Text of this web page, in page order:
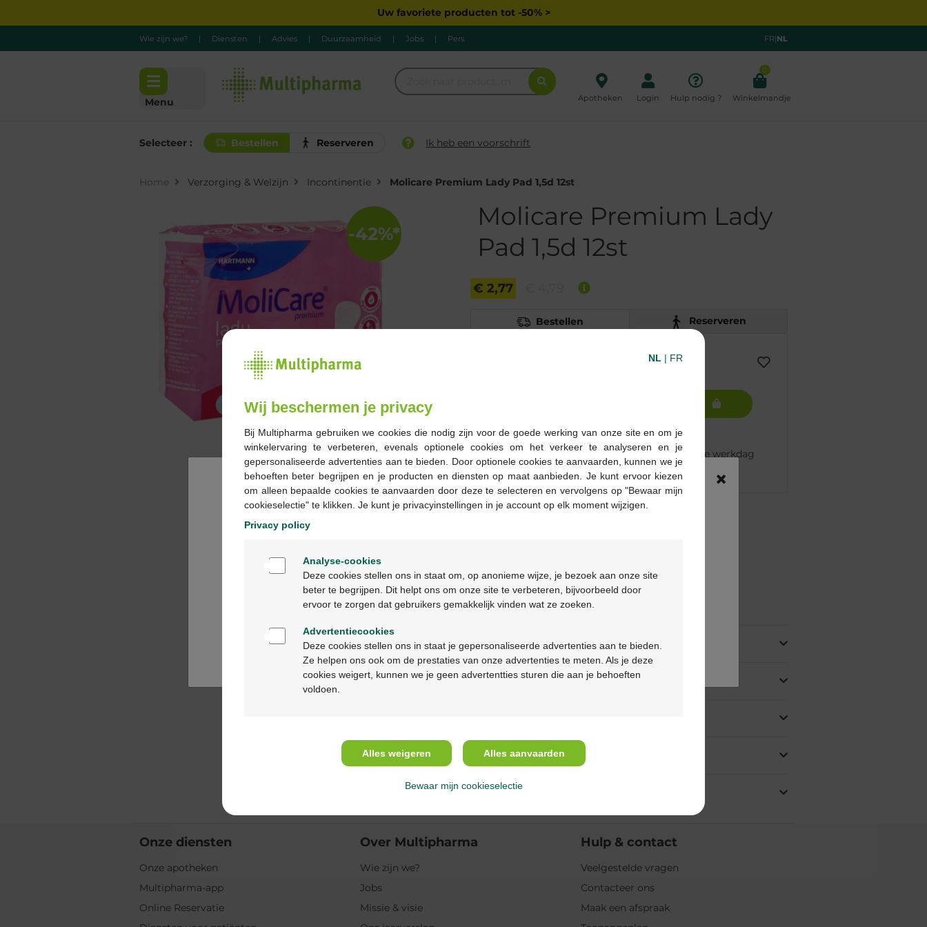
Uw favoriete producten tot -50% >
Wie zijn we? | Diensten | Advies | Duurzaamheid | Jobs | Pers FR|NL
Menu Apotheken Login Hulp nodig ?
0
Winkelmandje
Selecteer : Bestellen Reserveren Ik heb een voorschrift
Home Verzorging & Welzijn Incontinentie Molicare Premium Lady Pad 1,5d 12st
-42%*
Molicare Premium Lady
Pad 1,5d 12st
€ 2,77
Bestellen Reserveren
In winkelmandje
Max. aantal = 12
Op werkdagen vóór 12u besteld, volgende werkdag
geleverd
Gratislevering in je Multipharma apotheek
Productbeschrijving
Beschrijving
Eigenschappen
Gebruik
Ingrediënten
Onze diensten
Onze apotheken
Multipharma-app
Online Reservatie
Over Multipharma
Wie zijn we?
Jobs
Missie & visie
Hulp & contact
Veelgestelde vragen
Contacteer ons
Maak een afspraak
×
Ga verder in het nederlands
NL | FR
Wij beschermen je privacy
Bij Multipharma gebruiken we cookies die nodig zijn voor de goede werking van onze site en om je
winkelervaring te verbeteren, evenals optionele cookies om het verkeer te analyseren en je
gepersonaliseerde advertenties aan te bieden. Door optionele cookies te aanvaarden, kunnen we je
behoeften beter begrijpen en je producten en diensten op maat aanbieden. Je kunt ervoor kiezen
om alleen bepaalde cookies te aanvaarden door deze te selecteren en vervolgens op "Bewaar mijn
cookieselectie" te klikken. Je kunt je privacyinstellingen in je account op elk moment wijzigen.
Privacy policy
Analyse-cookies
Deze cookies stellen ons in staat om, op anonieme wijze, je bezoek aan onze site
beter te begrijpen. Dit helpt ons om onze site te verbeteren, bijvoorbeeld door
ervoor te zorgen dat gebruikers gemakkelijk vinden wat ze zoeken.
Advertentiecookies
Deze cookies stellen ons in staat je gepersonaliseerde advertenties aan te bieden.
Ze helpen ons ook om de prestaties van onze advertenties te meten. Als je deze
cookies weigert, kunnen we je geen advertentties sturen die aan je behoeften
voldoen.
Alles weigeren Alles aanvaarden
Bewaar mijn cookieselectie